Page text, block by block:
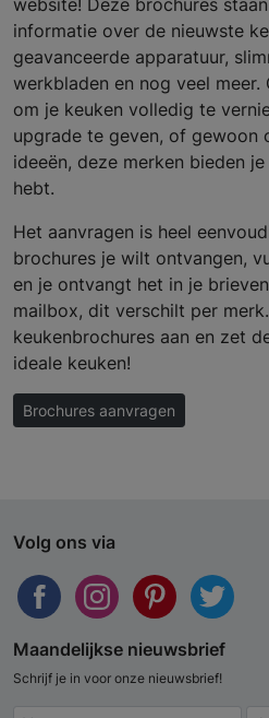
informatie over de nieuwste
geavanceerde apparatuur,
werkbladen en nog veel meer.
om je keuken volledig te
upgrade te geven, of gewoon
ideeën, deze merken bieden
hebt.
Het aanvragen is heel
brochures je wilt ontvangen,
en je ontvangt het in je
mailbox, dit verschilt per
keukenbrochures aan en zet
ideale keuken!
Brochures aanvragen
Volg ons via
Maandelijkse nieuwsbrief
Schrijf je in voor onze nieuwsbrief!